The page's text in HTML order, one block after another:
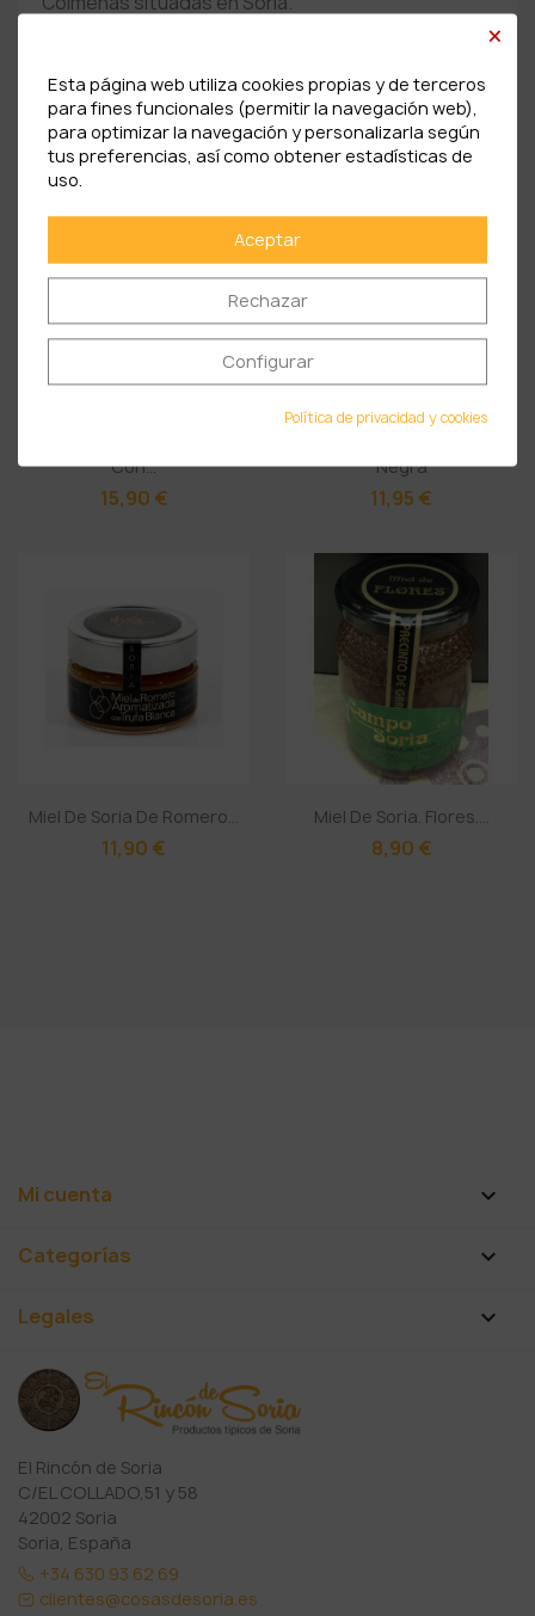
PRODUCTOS RELACIONADOS
Con...
15,90 €
Negra
11,95 €
Miel De Soria De Romero...
11,90 €
Miel De Soria. Flores....
8,90 €
Mi cuenta 
Categorías 
Legales 
El Rincón de Soria
C/EL COLLADO,51 y 58
42002 Soria
Soria, España
+34 630 93 62 69
clientes@cosasdesoria.es
×
Esta página web utiliza cookies propias y de terceros
para fines funcionales (permitir la navegación web),
para optimizar la navegación y personalizarla según
tus preferencias, así como obtener estadísticas de
uso.
Aceptar
Rechazar
Configurar
Política de privacidad y cookies